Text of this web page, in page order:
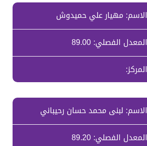
الاسم: مهيار علي حميدوش
المعدل الفصلي: 89.00
المركز:
الاسم: لبنى محمد حسان رحيباني
المعدل الفصلي: 89.20